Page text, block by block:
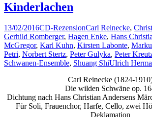
Kinderlachen
13/02/2016CD-RezensionCarl Reinecke,
Gerhild Romberger, Hagen Enke, Hans
McGregor, Karl Kuhn, Kirsten Labonte,
Petri, Norbert Stertz, Peter Gulyka, Peter
Schwanen-Ensemble, Shuang ShiUlrich
Carl Reinecke (1824-
Die wilden Schwäne op.
Dichtung nach Hans Christian Andersens
Für Soli, Frauenchor, Harfe, Cello, zwei
Deklamation